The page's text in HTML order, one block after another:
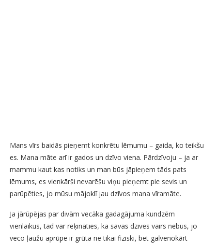
Mans vīrs baidās pieņemt konkrētu lēmumu – gaida, ko teikšu
es. Mana māte arī ir gados un dzīvo viena. Pārdzīvoju – ja ar
mammu kaut kas notiks un man būs jāpieņem tāds pats
lēmums, es vienkārši nevarēšu viņu pieņemt pie sevis un
parūpēties, jo mūsu mājoklī jau dzīvos mana vīramāte.
Ja jārūpējas par divām vecāka gadagājuma kundzēm
vienlaikus, tad var rēķināties, ka savas dzīves vairs nebūs, jo
veco ļaužu aprūpe ir grūta ne tikai fiziski, bet galvenokārt